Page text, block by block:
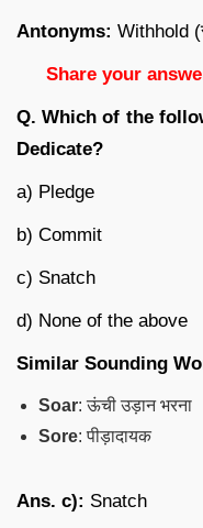
Antonyms: Withhold
Share your
Q. Which of the
Dedicate?
a) Pledge
b) Commit
c) Snatch
d) None of the above
Similar Sounding
Soar: ऊंची उड़ान भरना
Sore: पीड़ादायक
Ans. c): Snatch